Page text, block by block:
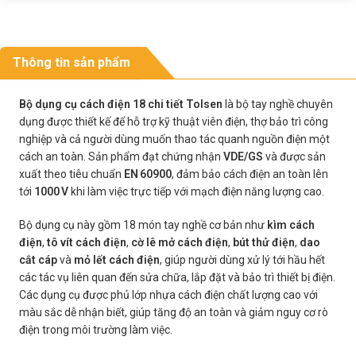
Thông tin sản phẩm
Bộ dụng cụ cách điện 18 chi tiết Tolsen là bộ tay nghề chuyên
dụng được thiết kế để hỗ trợ kỹ thuật viên điện, thợ bảo trì công
nghiệp và cả người dùng muốn thao tác quanh nguồn điện một
cách an toàn. Sản phẩm đạt chứng nhận VDE/GS và được sản
xuất theo tiêu chuẩn EN 60900, đảm bảo cách điện an toàn lên
tới 1000 V khi làm việc trực tiếp với mạch điện năng lượng cao.
Bộ dụng cụ này gồm 18 món tay nghề cơ bản như kìm cách
điện,tô vít cách điện, cờ lê mở cách điện, bút thử điện, dao
cắt cápvà mỏ lết cách điện, giúp người dùng xử lý tới hầu hết
các tác vụ liên quan đến sửa chữa, lắp đặt và bảo trì thiết bị điện.
Các dụng cụ được phủ lớp nhựa cách điện chất lượng cao với
màu sắc dễ nhận biết, giúp tăng độ an toàn và giảm nguy cơ rò
điện trong môi trường làm việc.